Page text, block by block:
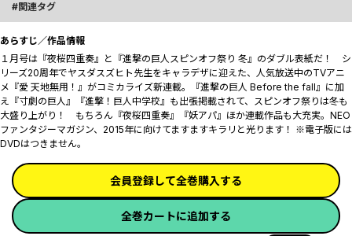
関連タグ
あらすじ／作品情報
１月号は『夜桜四重奏』と『進撃の巨人スピンオフ祭り 冬』のダブル表紙だ！ シ
リーズ20周年でヤスダスズヒト先生をキャラデザに迎えた、人気放送中のTVアニ
メ『愛 天地無用！』がコミカライズ新連載。『進撃の巨人 Before the fall』に加
え『寸劇の巨人』『進撃！巨人中学校』も出張掲載されて、スピンオフ祭りは冬も
大盛り上がり！ もちろん『夜桜四重奏』『妖アパ』ほか連載作品も大充実。NEO
ファンタジーマガジン、2015年に向けてますますキラリと光ります！ ※電子版には
DVDはつきません。
会員登録して全巻購入する
全巻カートに追加する